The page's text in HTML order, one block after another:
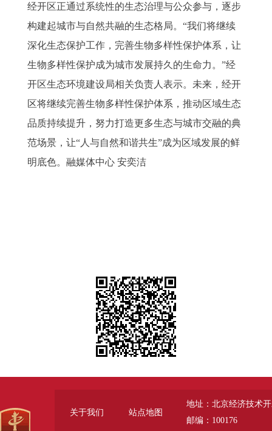
经开区正通过系统性的生态治理与公众参与，逐步
构建起城市与自然共融的生态格局。“我们将继续
深化生态保护工作，完善生物多样性保护体系，让
生物多样性保护成为城市发展持久的生命力。”经
开区生态环境建设局相关负责人表示。未来，经开
区将继续完善生物多样性保护体系，推动区域生态
品质持续提升，努力打造更多生态与城市交融的典
范场景，让“人与自然和谐共生”成为区域发展的鲜
明底色。融媒体中心 安奕洁
关于我们 站点地图
地址：北京经济技术
邮编：100176